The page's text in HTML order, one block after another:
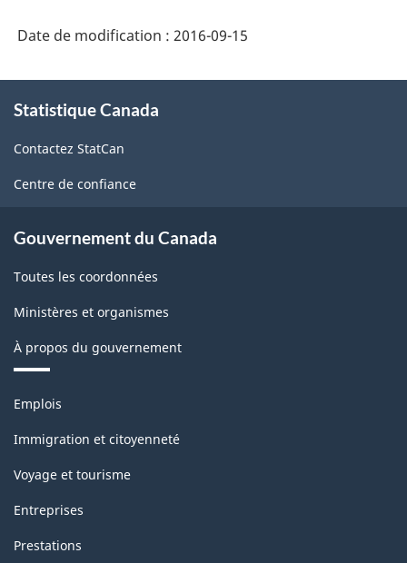
Date de modification : 2016-09-15
propos
ce
site
Statistique Canada
Contactez StatCan
Centre de confiance
Gouvernement du Canada
Toutes les coordonnées
Ministères et organismes
À propos du gouvernement
Thèmes
sujets
Emplois
Immigration et citoyenneté
Voyage et tourisme
Entreprises
Prestations